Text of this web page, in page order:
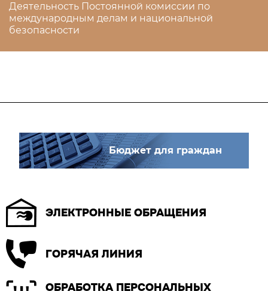
Деятельность Постоянной комиссии по
международным делам и национальной
безопасности
Бюджет для граждан
ЭЛЕКТРОННЫЕ ОБРАЩЕНИЯ
ГОРЯЧАЯ ЛИНИЯ
ОБРАБОТКА ПЕРСОНАЛЬНЫХ